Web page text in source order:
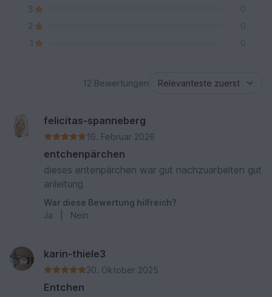
3
0
2
0
1
0
12 Bewertungen
felicitas-spanneberg
16. Februar 2026
entchenpärchen
dieses entenpärchen war gut nachzuarbeiten gut
anleitung
War diese Bewertung hilfreich?
Ja
Nein
karin-thiele3
30. Oktober 2025
Entchen